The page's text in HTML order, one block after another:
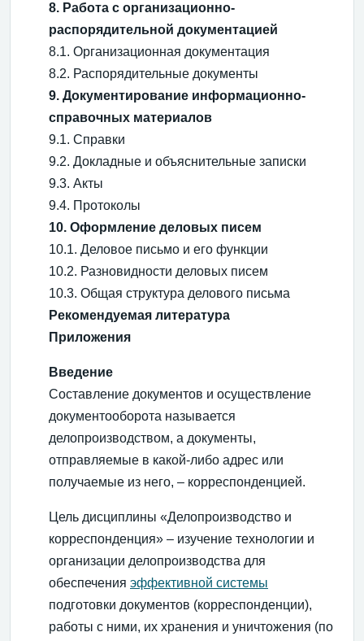
8. Работа с организационно-
распорядительной документацией
8.1. Организационная документация
8.2. Распорядительные документы
9. Документирование информационно-
справочных материалов
9.1. Справки
9.2. Докладные и объяснительные записки
9.3. Акты
9.4. Протоколы
10. Оформление деловых писем
10.1. Деловое письмо и его функции
10.2. Разновидности деловых писем
10.3. Общая структура делового письма
Рекомендуемая литература
Приложения
Введение
Составление документов и осуществление
документооборота называется
делопроизводством, а документы,
отправляемые в какой-либо адрес или
получаемые из него, – корреспонденцией.
Цель дисциплины «Делопроизводство и
корреспонденция» – изучение технологии и
организации делопроизводства для
обеспечения эффективной системы
подготовки документов (корреспонденции),
работы с ними, их хранения и уничтожения (по